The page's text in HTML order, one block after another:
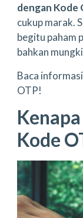
dengan Kode
cukup marak.
begitu paham
bahkan
Baca
OTP!
Kode